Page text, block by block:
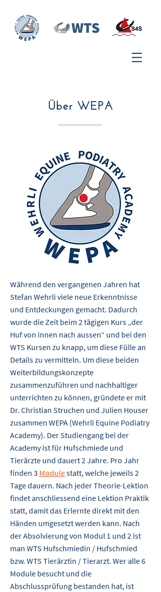
Über WEPA
Während den vergangenen Jahren hat
Stefan Wehrli viele neue Erkenntnisse
und Entdeckungen gemacht. Dadurch
wurde die Zeit beim 2 tägigen Kurs „der
Huf von innen nach aussen“ und bei den
WTS Kursen zu knapp, um diese Fülle an
Details zu vermitteln. Um diese beiden
Weiterbildungskonzepte
zusammenzuführen und nachhaltiger
unterrichten zu können, gründete er mit
Dr. Christian Struchen und Julien Houser
zusammen WEPA (Wehrli Equine Podiatry
Academy). Der Studiengang bei der
Academy ist für Hufschmiede und
Tierärzte und dauert 2 Jahre. Pro Jahr
finden 3 Modulestatt, welche jeweils 2
Tage dauern. Nach jeder Theorie-Lektion
findet anschliessend eine Lektion Praktik
statt, damit das Erlernte direkt mit den
Händen umgesetzt werden kann. Nach
der Absolvierung von Modul 1 und 2 ist
man WTS Hufschmiedin / Hufschmied
bzw. WTS Tierärztin / Tierarzt. Wer alle 6
Module besucht und die
Abschlussprüfung bestanden hat, ist